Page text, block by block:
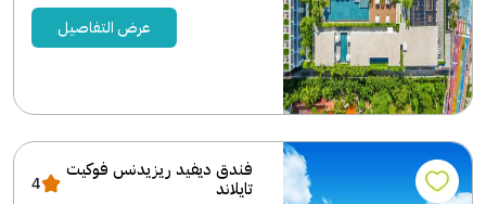
عرض التفاصيل
فندق ديفيد ريزيدنس فوكيت
تايلاند
4